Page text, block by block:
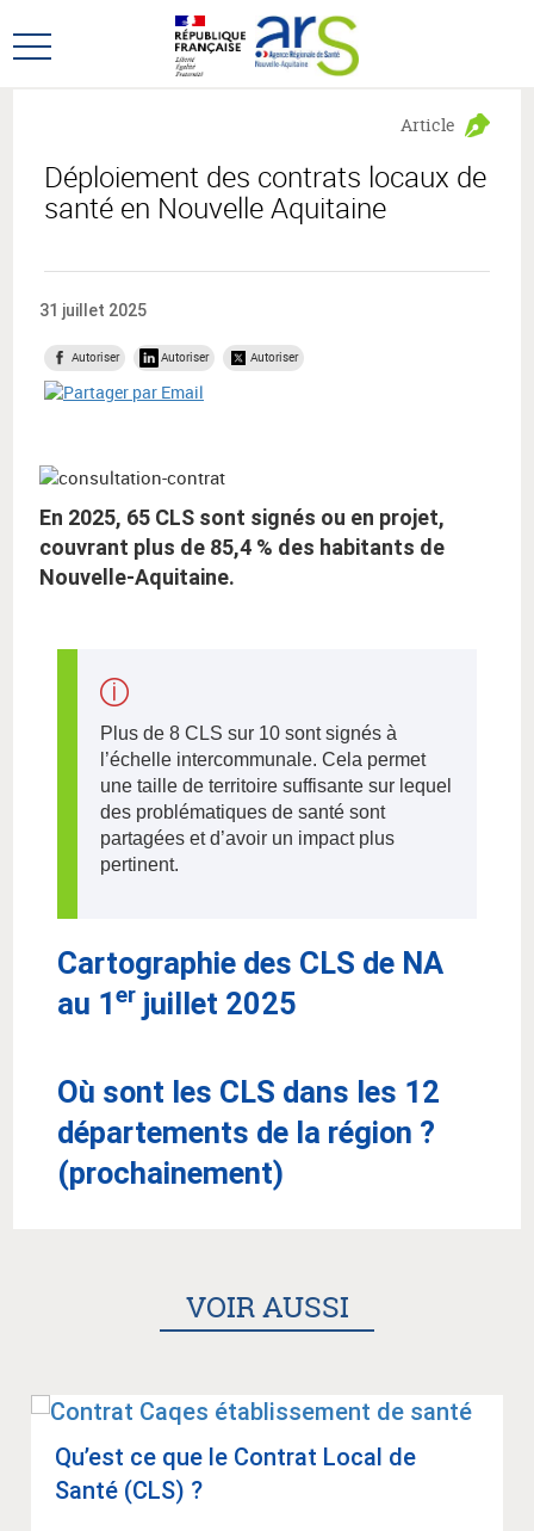
au
menu
au
contenu
Ouvrir
Déploiement des contrats locaux de
santé en Nouvelle Aquitaine
Article
31 juillet 2025
Autoriser Autoriser Autoriser
En 2025, 65 CLS sont signés ou en projet,
couvrant plus de 85,4 % des habitants de
Nouvelle-Aquitaine.
Plus de 8 CLS sur 10 sont signés à
l’échelle intercommunale. Cela permet
une taille de territoire suffisante sur lequel
des problématiques de santé sont
partagées et d’avoir un impact plus
pertinent.
Cartographie des CLS de NA
au 1er juillet 2025
Où sont les CLS dans les 12
départements de la région ?
(prochainement)
VOIR AUSSI
Qu’est ce que le Contrat Local de
Santé (CLS) ?